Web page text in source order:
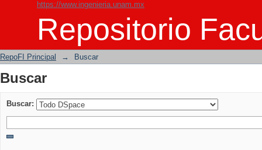
https://www.ingenieria.unam.mx
Repositorio
Buscar
RepoFI Principal → Buscar
Buscar
Buscar: